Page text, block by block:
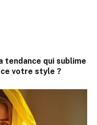
tendance qui sublime
votre style ?